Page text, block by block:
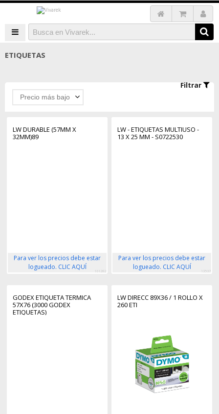
ETIQUETAS
Filtrar
Precio más bajo
LW DURABLE (57MM X
32MM)89
Para ver los precios debe estar
logueado. CLIC AQUÍ
161282
LW - ETIQUETAS MULTIUSO -
13 X 25 MM - S0722530
Para ver los precios debe estar
logueado. CLIC AQUÍ
13537
GODEX ETIQUETA TERMICA
57X76 (3000 GODEX
ETIQUETAS)
LW DIRECC 89X36 / 1 ROLLO X
260 ETI